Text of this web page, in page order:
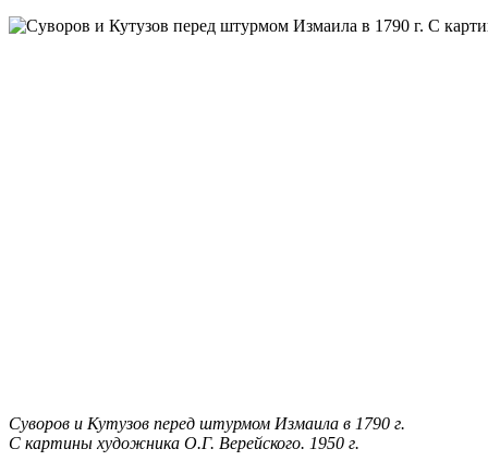
Суворов и Кутузов перед штурмом Измаила в 1790 г.
С картины художника О.Г. Верейского. 1950 г.